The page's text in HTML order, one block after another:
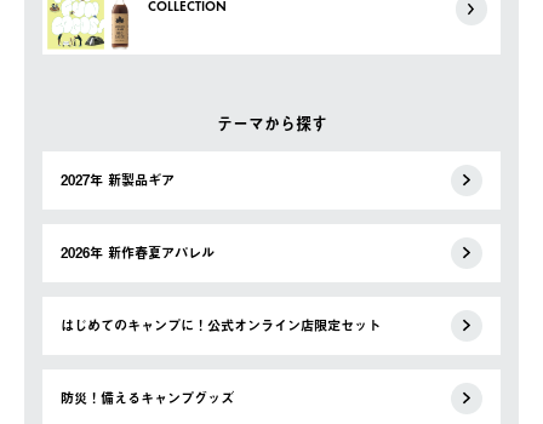
COLLECTION
テーマから探す
2027年 新製品ギア
2026年 新作春夏アパレル
はじめてのキャンプに！公式オンライン店限定セット
防災！備えるキャンプグッズ